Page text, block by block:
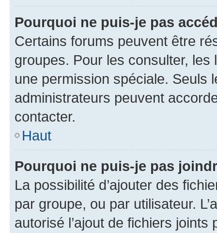
Pourquoi ne puis-je pas
Certains forums peuvent être
groupes. Pour les consulter,
une permission spéciale. Seuls
administrateurs peuvent
contacter.
Haut
Pourquoi ne puis-je pas
La possibilité d’ajouter des
par groupe, ou par utilisateur.
autorisé l’ajout de fichiers